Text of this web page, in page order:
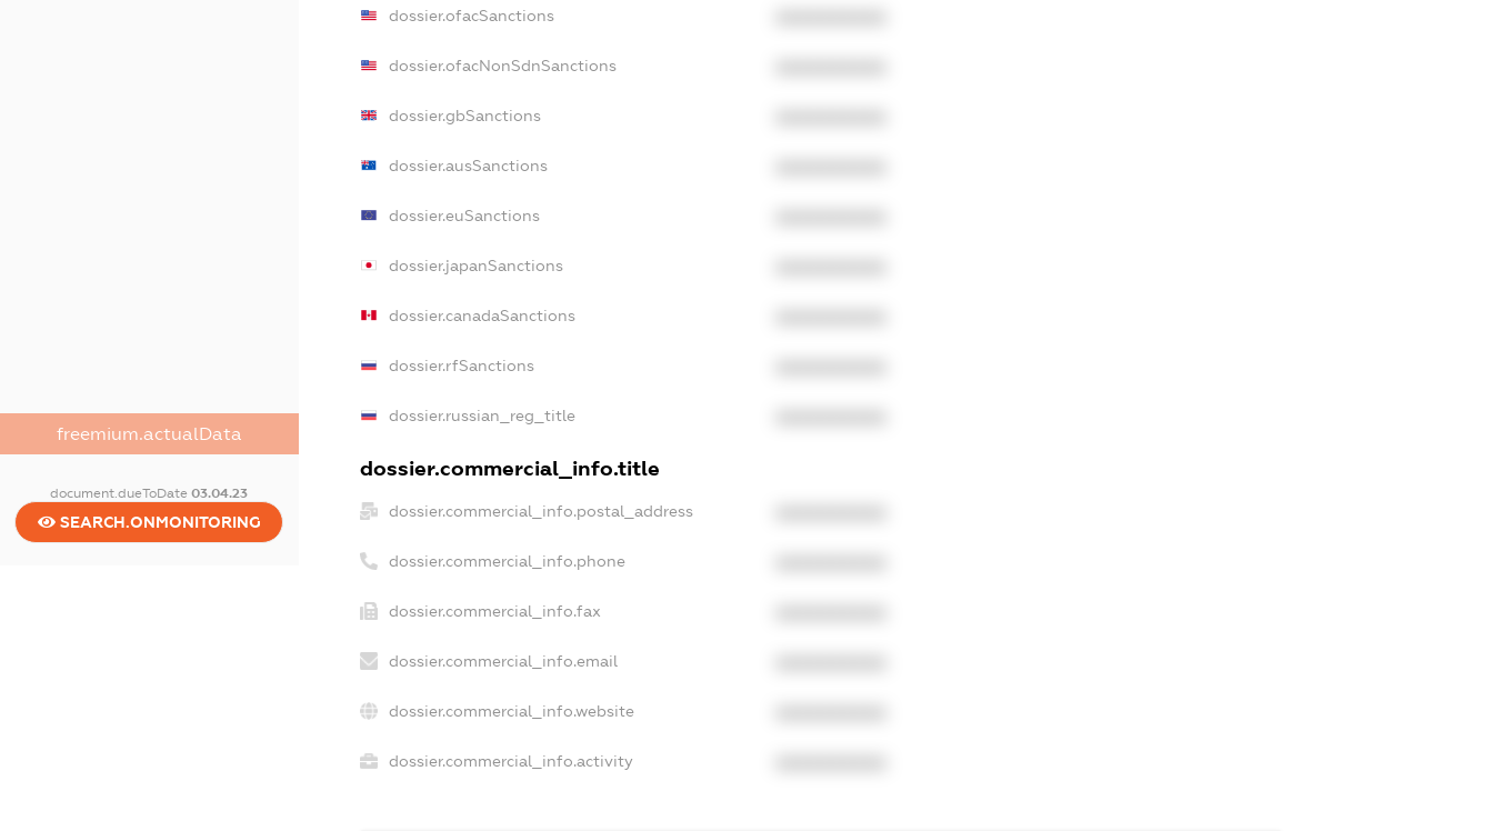
freemium.actualData
document.dueToDate03.04.23
SEARCH.ONMONITORING
dossier.ofacSanctions
dossier.ofacNonSdnSanctions
dossier.gbSanctions
dossier.ausSanctions
dossier.euSanctions
dossier.japanSanctions
dossier.canadaSanctions
dossier.rfSanctions
dossier.russian_reg_title
dossier.commercial_info.title
dossier.commercial_info.postal_address
dossier.commercial_info.phone
dossier.commercial_info.fax
dossier.commercial_info.email
dossier.commercial_info.website
dossier.commercial_info.activity